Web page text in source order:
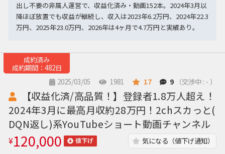
出し不要の非属人運営で、収益化済み・動画152本。2024年3月以
降ほぼ放置でも収益が継続し、収入は2023年6.2万円、2024年22.3
万円、2025年23.0万円、2026年は4ヶ月で4.7万円と実績あり。
成約済み
成約期間：482日
2025/03/05
1981 17 9 （交渉中 : - ）
【収益化済/高品質！】登録者1.8万人超え！
2024年3月に最高月収約28万円！2chスカっと(
DQN返し)系YouTubeショート動画チャンネル
¥120,000 値下げ 気になる（値下げ通知）